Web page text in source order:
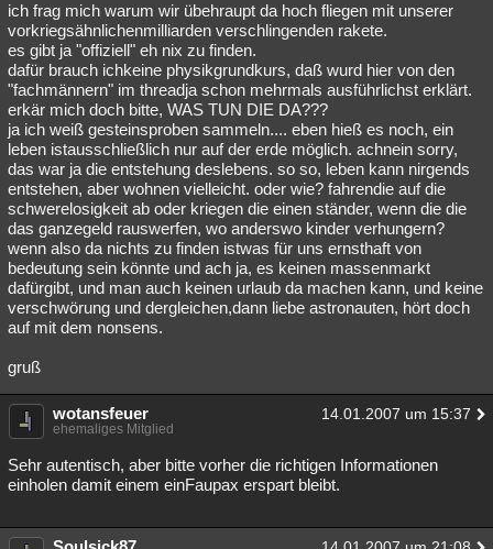
ich frag mich warum wir übehraupt da hoch fliegen mit unserer
vorkriegsähnlichenmilliarden verschlingenden rakete.
es gibt ja "offiziell" eh nix zu finden.
dafür brauch ichkeine physikgrundkurs, daß wurd hier von den
"fachmännern" im threadja schon mehrmals ausführlichst erklärt.
erkär mich doch bitte, WAS TUN DIE DA???
ja ich weiß gesteinsproben sammeln.... eben hieß es noch, ein
leben istausschließlich nur auf der erde möglich. achnein sorry,
das war ja die entstehung deslebens. so so, leben kann nirgends
entstehen, aber wohnen vielleicht. oder wie? fahrendie auf die
schwerelosigkeit ab oder kriegen die einen ständer, wenn die die
das ganzegeld rauswerfen, wo anderswo kinder verhungern?
wenn also da nichts zu finden istwas für uns ernsthaft von
bedeutung sein könnte und ach ja, es keinen massenmarkt
dafürgibt, und man auch keinen urlaub da machen kann, und keine
verschwörung und dergleichen,dann liebe astronauten, hört doch
auf mit dem nonsens.
gruß
wotansfeuer 14.01.2007 um 15:37
ehemaliges Mitglied
Sehr autentisch, aber bitte vorher die richtigen Informationen
einholen damit einem einFaupax erspart bleibt.